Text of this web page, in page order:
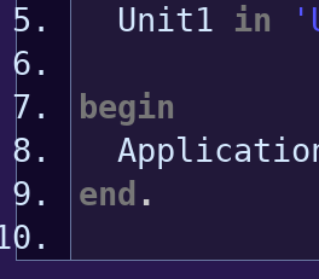
Unit1 in
begin
end .